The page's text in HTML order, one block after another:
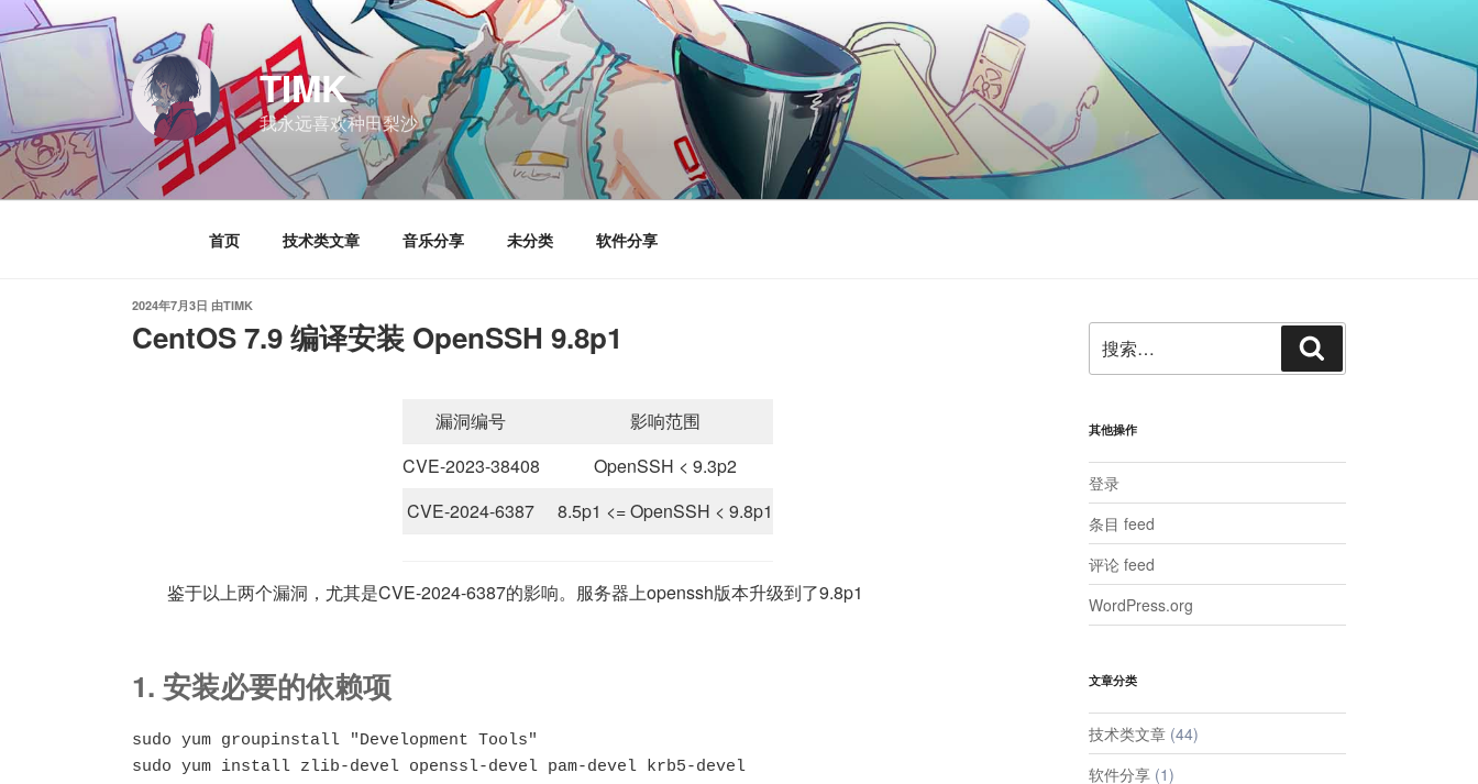
至
内
容
TIMK
我永远喜欢种田梨沙
首页 技术类文章 音乐分享 未分类 软件分享
发
于
2024年7月3日 由TIMK
CentOS 7.9 编译安装 OpenSSH 9.8p1
漏洞编号
影响范围
CVE-2023-38408
OpenSSH < 9.3p2
CVE-2024-6387
8.5p1 <= OpenSSH < 9.8p1
鉴于以上两个漏洞，尤其是CVE-2024-6387的影响。服务器上openssh版本升级到了9.8p1
1. 安装必要的依赖项
sudo yum groupinstall "Development Tools"
sudo yum install zlib-devel openssl-devel pam-devel krb5-devel
索：
索
其他操作
登录
条目 feed
评论 feed
WordPress.org
文章分类
技术类文章 (44)
软件分享 (1)